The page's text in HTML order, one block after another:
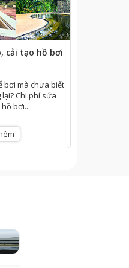
cải tạo hồ bơi
bơi mà chưa biết
Chi phí sửa
bơi...